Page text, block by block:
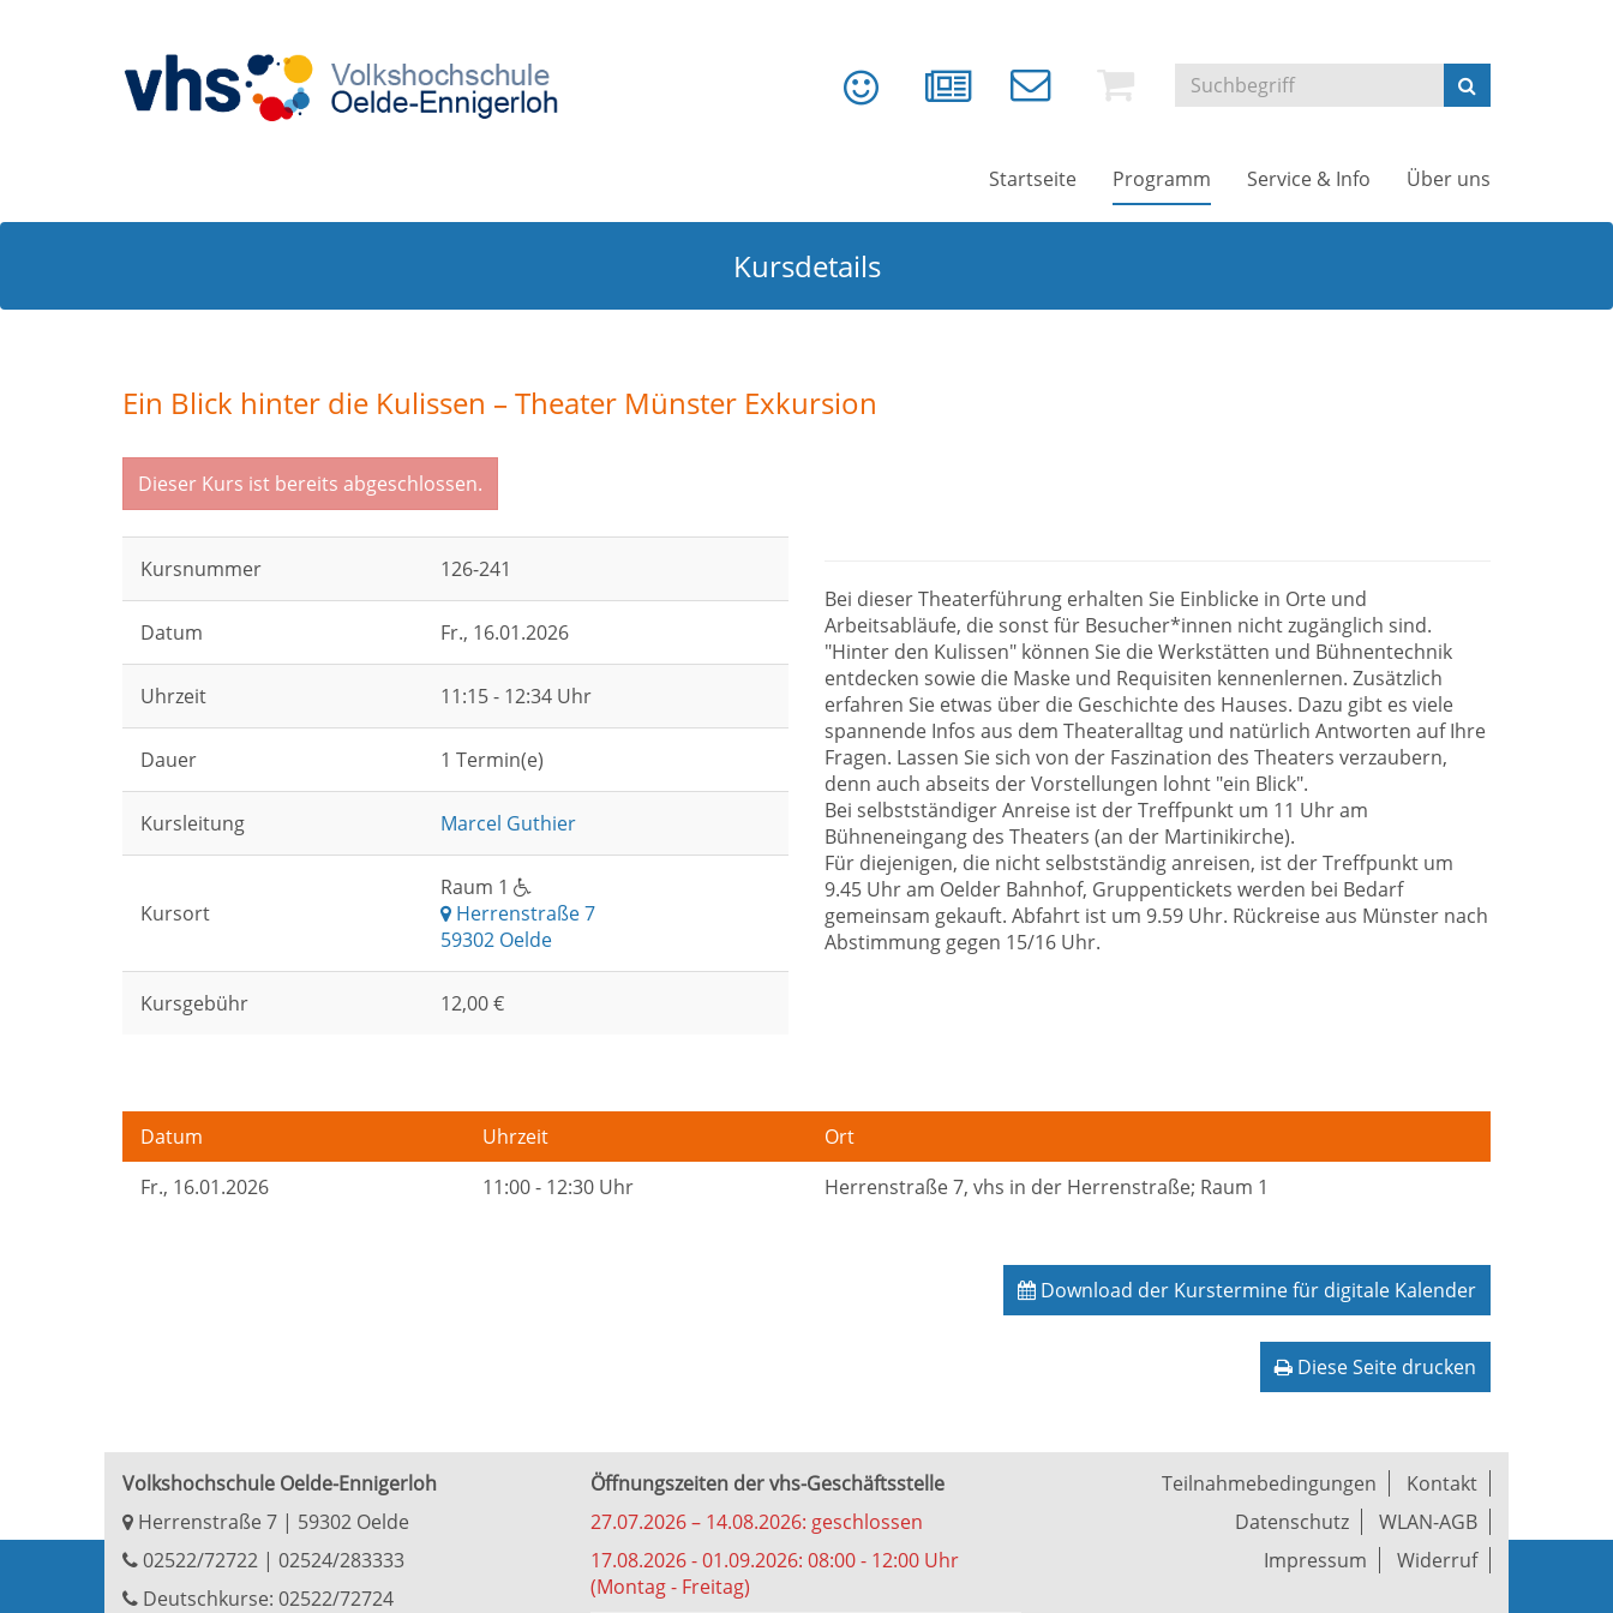
Startseite Programm Service & Info Über uns
Kursdetails
Ein Blick hinter die Kulissen – Theater Münster Exkursion
Dieser Kurs ist bereits abgeschlossen.
Kursnummer 126-241
Datum Fr., 16.01.2026
Uhrzeit 11:15 - 12:34 Uhr
Dauer 1 Termin(e)
Kursleitung Marcel Guthier
Kursort
Raum 1
Herrenstraße 7
59302 Oelde
Kursgebühr 12,00 €
Bei dieser Theaterführung erhalten Sie Einblicke in Orte und
Arbeitsabläufe, die sonst für Besucher*innen nicht zugänglich sind.
"Hinter den Kulissen" können Sie die Werkstätten und Bühnentechnik
entdecken sowie die Maske und Requisiten kennenlernen. Zusätzlich
erfahren Sie etwas über die Geschichte des Hauses. Dazu gibt es viele
spannende Infos aus dem Theateralltag und natürlich Antworten auf Ihre
Fragen. Lassen Sie sich von der Faszination des Theaters verzaubern,
denn auch abseits der Vorstellungen lohnt "ein Blick".
Bei selbstständiger Anreise ist der Treffpunkt um 11 Uhr am
Bühneneingang des Theaters (an der Martinikirche).
Für diejenigen, die nicht selbstständig anreisen, ist der Treffpunkt um
9.45 Uhr am Oelder Bahnhof, Gruppentickets werden bei Bedarf
gemeinsam gekauft. Abfahrt ist um 9.59 Uhr. Rückreise aus Münster nach
Abstimmung gegen 15/16 Uhr.
Datum Uhrzeit
Ort
Fr., 16.01.2026 11:00 - 12:30 Uhr Herrenstraße 7, vhs in der Herrenstraße; Raum 1
Download der Kurstermine für digitale Kalender
Diese Seite drucken
Volkshochschule Oelde-Ennigerloh
Herrenstraße 7 | 59302 Oelde
02522/72722 | 02524/283333
Deutschkurse: 02522/72724
Öffnungszeiten der vhs-Geschäftsstelle
27.07.2026 – 14.08.2026: geschlossen
17.08.2026 - 01.09.2026: 08:00 - 12:00 Uhr
(Montag - Freitag)
Teilnahmebedingungen
Kontakt
Datenschutz
WLAN-AGB
Impressum
Widerruf